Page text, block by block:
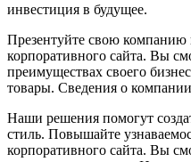
инвестиция в будущее.
Презентуйте свою
корпоративного сайта. Вы
преимуществах своего
товары. Сведения о
Наши решения помогут
стиль. Повышайте
корпоративного сайта. Вы